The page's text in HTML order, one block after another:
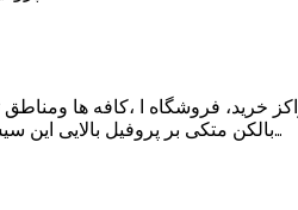
خرید، فروشگاه ا ،کافه ها
بالکن متکی بر پروفیل بالایی این سیستم شیشه بالکن است .این سیستم شیشه بالکن…